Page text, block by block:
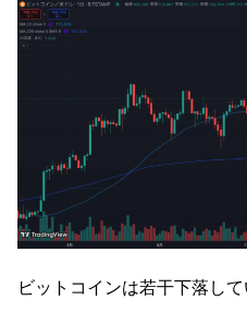
ビットコインは若干下落して